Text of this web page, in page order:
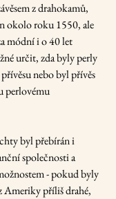
z drahokamů,
okolo roku 1550, ale
módní i o 40 let
určit, zda byly perly
nebo byl přívěs
perlovému
byl přebírán i
společnosti a
- pokud byly
Ameriky příliš drahé,